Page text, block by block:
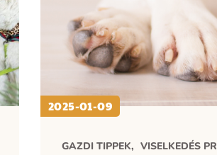
2025-01-09
GAZDI TIPPEK VISELKEDÉS